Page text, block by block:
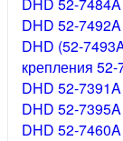
DHD 52-
DHD (52-
крепления
DHD 52-
DHD 52-
DHD 52-